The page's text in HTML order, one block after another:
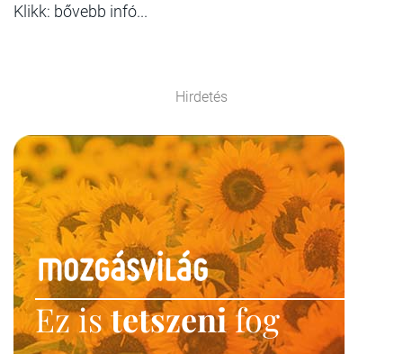
Klikk: bővebb infó...
Hirdetés
Ez istetszenifog